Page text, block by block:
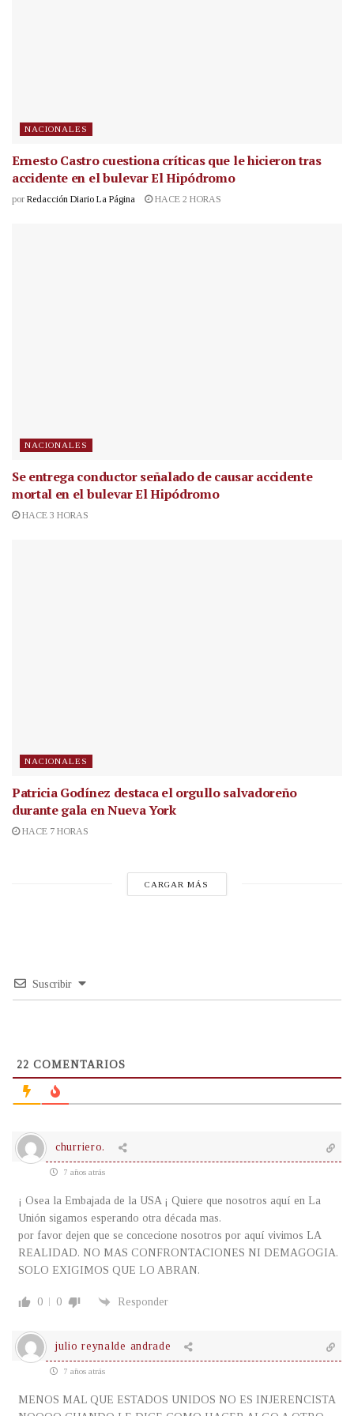
NACIONALES
Ernesto Castro cuestiona críticas que le hicieron tras
accidente en el bulevar El Hipódromo
por Redacción Diario La Página HACE 2 HORAS
NACIONALES
Se entrega conductor señalado de causar accidente
mortal en el bulevar El Hipódromo
HACE 3 HORAS
NACIONALES
Patricia Godínez destaca el orgullo salvadoreño
durante gala en Nueva York
HACE 7 HORAS
CARGAR MÁS
Suscribir
22 COMENTARIOS
churriero.
7 años atrás
¡ Osea la Embajada de la USA ¡ Quiere que nosotros aquí en La
Unión sigamos esperando otra década mas.
por favor dejen que se concecione nosotros por aquí vivimos LA
REALIDAD. NO MAS CONFRONTACIONES NI DEMAGOGIA.
SOLO EXIGIMOS QUE LO ABRAN.
0 0 Responder
julio reynalde andrade
7 años atrás
MENOS MAL QUE ESTADOS UNIDOS NO ES INJERENCISTA